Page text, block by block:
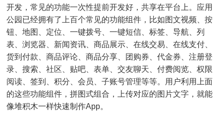
开发，常见的功能一次性提前开发好，共享在平台上。应用
公园已经拥有了上百个常见的功能组件，比如图文视频、按
钮、地图、定位、一键拨号、一键短信、标签、导航、列
表、浏览器、新闻资讯、商品展示、在线交易、在线支付、
货到付款、商品评论、商品分享、团购券、代金券、注册登
录、搜索、社区、贴吧、表单、交友聊天、付费阅览、权限
阅读、签到、积分、会员、子账号管理等等。用户利用上面
的这些功能组件，拼图式组合，上传对应的图片文字，就能
像堆积木一样快速制作App。